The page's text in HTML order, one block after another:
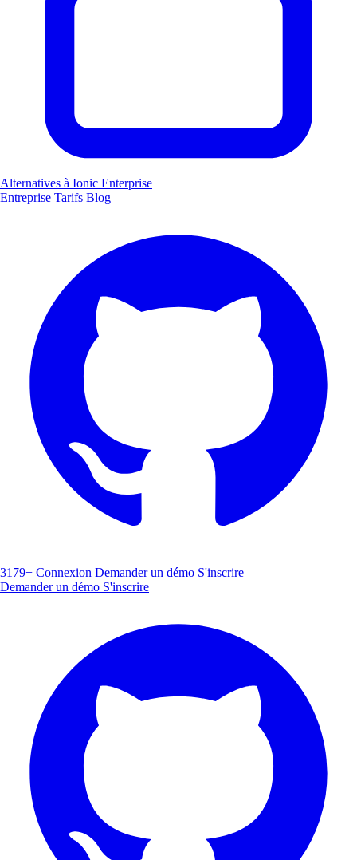
Alternatives à Ionic Enterprise
Entreprise Tarifs Blog
3179+ Connexion Demander un démo S'inscrire
Demander un démo S'inscrire